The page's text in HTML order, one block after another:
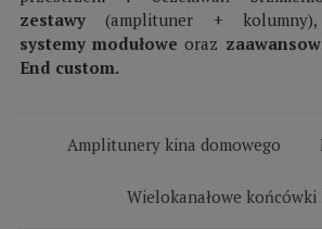
zestawy (amplituner +
systemy modułowe oraz
End custom.
Amplitunery kina domowego
Wielokanałowe końcówki